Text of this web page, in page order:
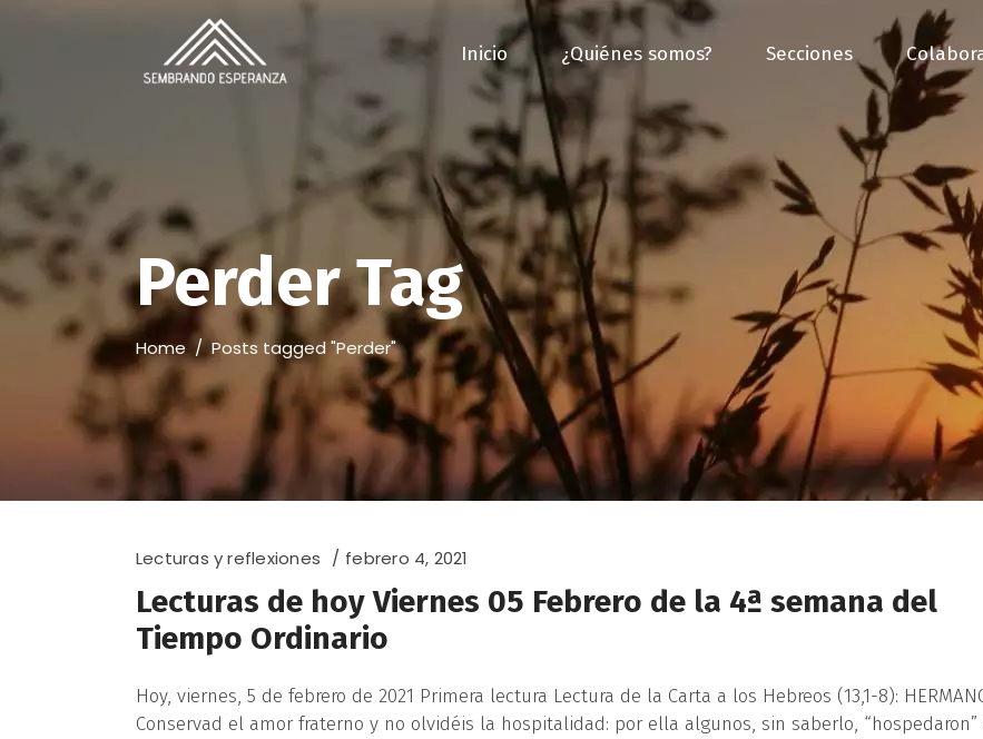
Inicio ¿Quiénes somos? Secciones
Perder Tag
Home/ Posts tagged "Perder"
Lecturas y reflexiones febrero 4, 2021
Lecturas de hoy Viernes 05 Febrero de la 4ª semana del
Tiempo Ordinario
Hoy, viernes, 5 de febrero de 2021 Primera lectura Lectura de la Carta a los Hebreos (13,1-8):
Conservad el amor fraterno y no olvidéis la hospitalidad: por ella algunos, sin saberlo, “hospedaron”